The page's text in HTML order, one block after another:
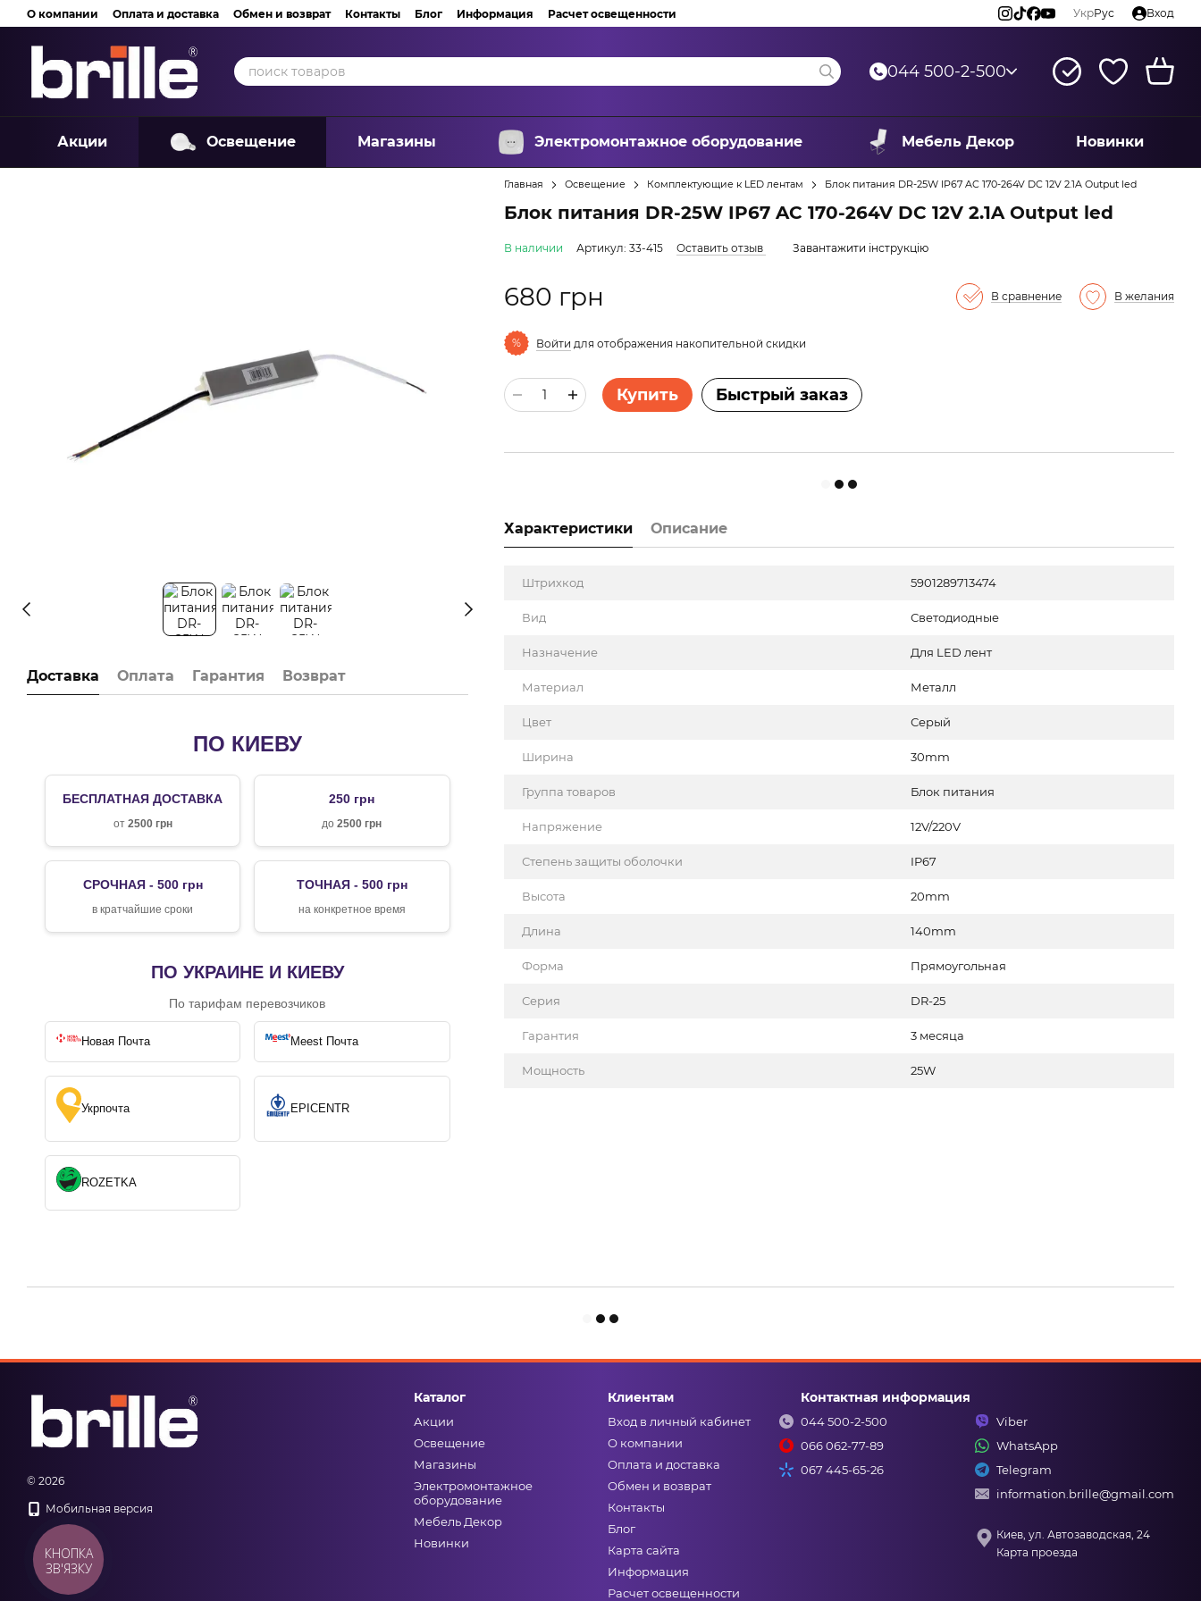
Перейти к основному контенту
О компании Оплата и доставка Обмен и возврат Контакты Блог Информация Расчет освещенности УкрРус Вход
044 500-2-500
Акции Освещение Магазины Электромонтажное оборудование Мебель Декор Новинки
Доставка Оплата Гарантия Возврат
ПО КИЕВУ
БЕСПЛАТНАЯ ДОСТАВКА
от 2500 грн
250 грн
до2500 грн
СРОЧНАЯ - 500 грн
в кратчайшие сроки
ТОЧНАЯ - 500 грн
на конкретное время
ПО УКРАИНЕ И КИЕВУ
По тарифам перевозчиков
Новая Почта Meest Почта
Укрпочта EPICENTR
ROZETKA
Главная Освещение Комплектующие к LED лентам Блок питания DR-25W IP67 AC 170-264V DC 12V 2.1A Output led
Блок питания DR-25W IP67 AC 170-264V DC 12V 2.1A Output led
В наличии Артикул: 33-415 Оставить отзыв Завантажити інструкцію
680 грн В сравнение В желания
% Войти для отображения накопительной скидки
Купить Быстрый заказ
Характеристики Описание
Штрихкод 5901289713474
Вид Светодиодные
Назначение Для LED лент
Материал Металл
Цвет Серый
Ширина 30mm
Группа товаров Блок питания
Напряжение 12V/220V
Степень защиты оболочки IP67
Высота 20mm
Длина 140mm
Форма Прямоугольная
Серия DR-25
Гарантия 3 месяца
Мощность 25W
© 2026
Мобильная версия
Каталог
Акции
Освещение
Магазины
Электромонтажное
оборудование
Мебель Декор
Новинки
Клиентам
Вход в личный кабинет
О компании
Оплата и доставка
Обмен и возврат
Контакты
Блог
Карта сайта
Информация
Расчет освещенности
Контактная информация
044 500-2-500
066 062-77-89
067 445-65-26
Viber
WhatsApp
Telegram
information.brille@gmail.com
Киев, ул. Автозаводская, 24
Карта проезда
КНОПКА
ЗВ'ЯЗКУ